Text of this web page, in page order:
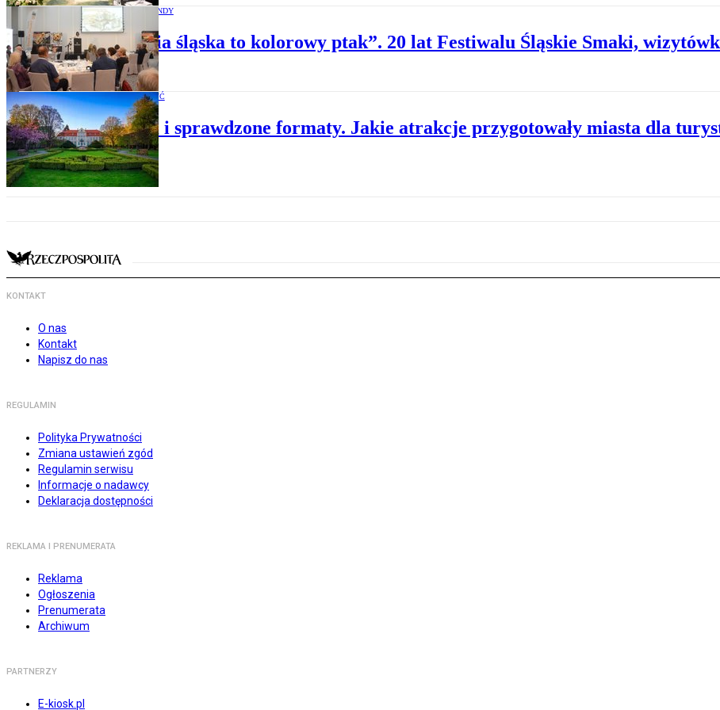
POPULARNE TRENDY
„Kuchnia śląska to kolorowy ptak”. 20 lat Festiwalu Śląskie Smaki,
WARTO ZOBACZYĆ
Nowości i sprawdzone formaty. Jakie atrakcje przygotowały miasta dla
KONTAKT
O nas
Kontakt
Napisz do nas
REGULAMIN
Polityka Prywatności
Zmiana ustawień zgód
Regulamin serwisu
Informacje o nadawcy
Deklaracja dostępności
REKLAMA I PRENUMERATA
Reklama
Ogłoszenia
Prenumerata
Archiwum
PARTNERZY
E-kiosk.pl